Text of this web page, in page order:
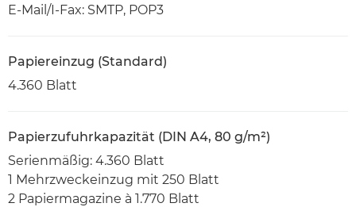
E-Mail/I-Fax: SMTP, POP3
Papiereinzug (Standard)
4.360 Blatt
Papierzufuhrkapazität (DIN A4, 80 g/m²)
Serienmäßig: 4.360 Blatt
1 Mehrzweckeinzug mit 250 Blatt
2 Papiermagazine à 1.770 Blatt